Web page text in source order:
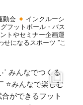
動会
インクルーシ
フットボール・バス
トやセミナー企画運
せになるスポーツ ”こ